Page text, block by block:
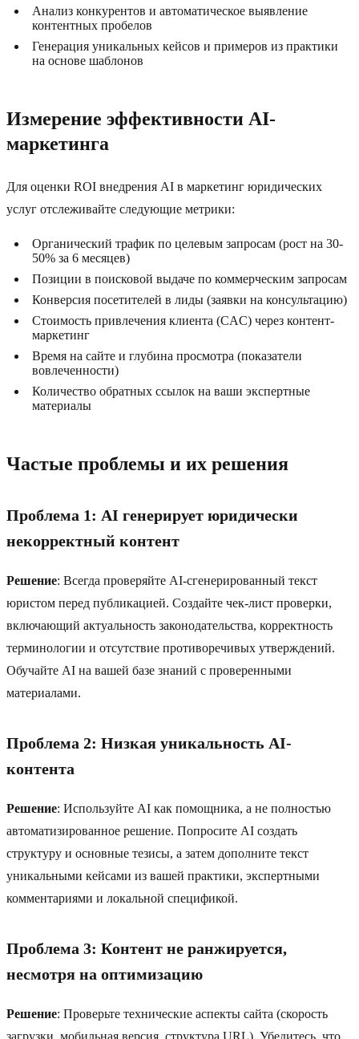
Анализ конкурентов и автоматическое выявление
контентных пробелов
Генерация уникальных кейсов и примеров из практики
на основе шаблонов
Измерение эффективности AI-
маркетинга
Для оценки ROI внедрения AI в маркетинг юридических
услуг отслеживайте следующие метрики:
Органический трафик по целевым запросам (рост на 30-
50% за 6 месяцев)
Позиции в поисковой выдаче по коммерческим запросам
Конверсия посетителей в лиды (заявки на консультацию)
Стоимость привлечения клиента (CAC) через контент-
маркетинг
Время на сайте и глубина просмотра (показатели
вовлеченности)
Количество обратных ссылок на ваши экспертные
материалы
Частые проблемы и их решения
Проблема 1: AI генерирует юридически
некорректный контент
Решение: Всегда проверяйте AI-сгенерированный текст
юристом перед публикацией. Создайте чек-лист проверки,
включающий актуальность законодательства, корректность
терминологии и отсутствие противоречивых утверждений.
Обучайте AI на вашей базе знаний с проверенными
материалами.
Проблема 2: Низкая уникальность AI-
контента
Решение: Используйте AI как помощника, а не полностью
автоматизированное решение. Попросите AI создать
структуру и основные тезисы, а затем дополните текст
уникальными кейсами из вашей практики, экспертными
комментариями и локальной спецификой.
Проблема 3: Контент не ранжируется,
несмотря на оптимизацию
Решение: Проверьте технические аспекты сайта (скорость
загрузки, мобильная версия, структура URL). Убедитесь, что